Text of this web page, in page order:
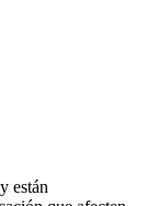
están